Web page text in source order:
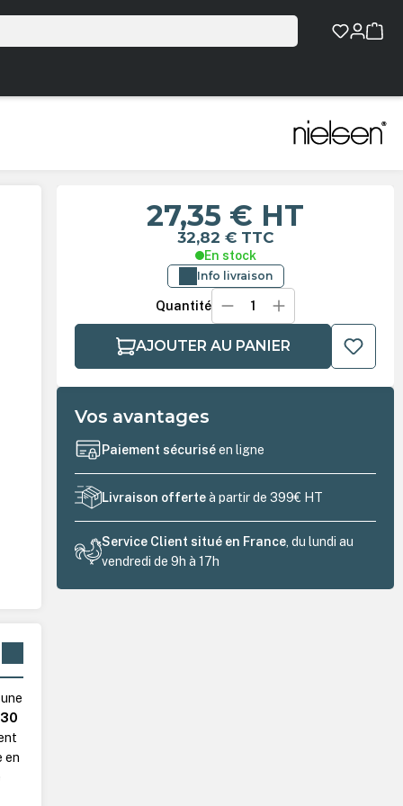
27,35 € HT
32,82 € TTC
En stock
Info livraison
Quantité
AJOUTER AU PANIER
Vos avantages
Paiement sécuriséen ligne
Livraison offerteà partir de 399€ HT
Service Client situé en France , du lundi au
vendredi de 9h à 17h
en